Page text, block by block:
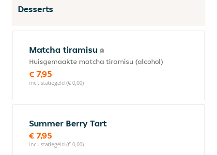
Desserts
Matcha tiramisu
Huisgemaakte matcha tiramisu (alcohol)
€ 7,95
incl. statiegeld (€ 0,00)
Summer Berry Tart
€ 7,95
incl. statiegeld (€ 0,00)